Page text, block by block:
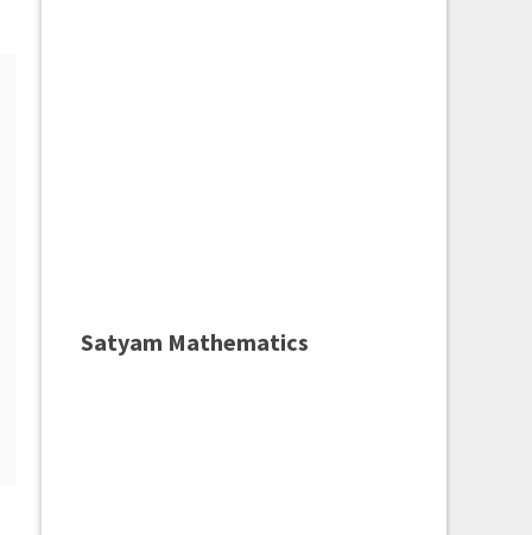
Satyam Mathematics